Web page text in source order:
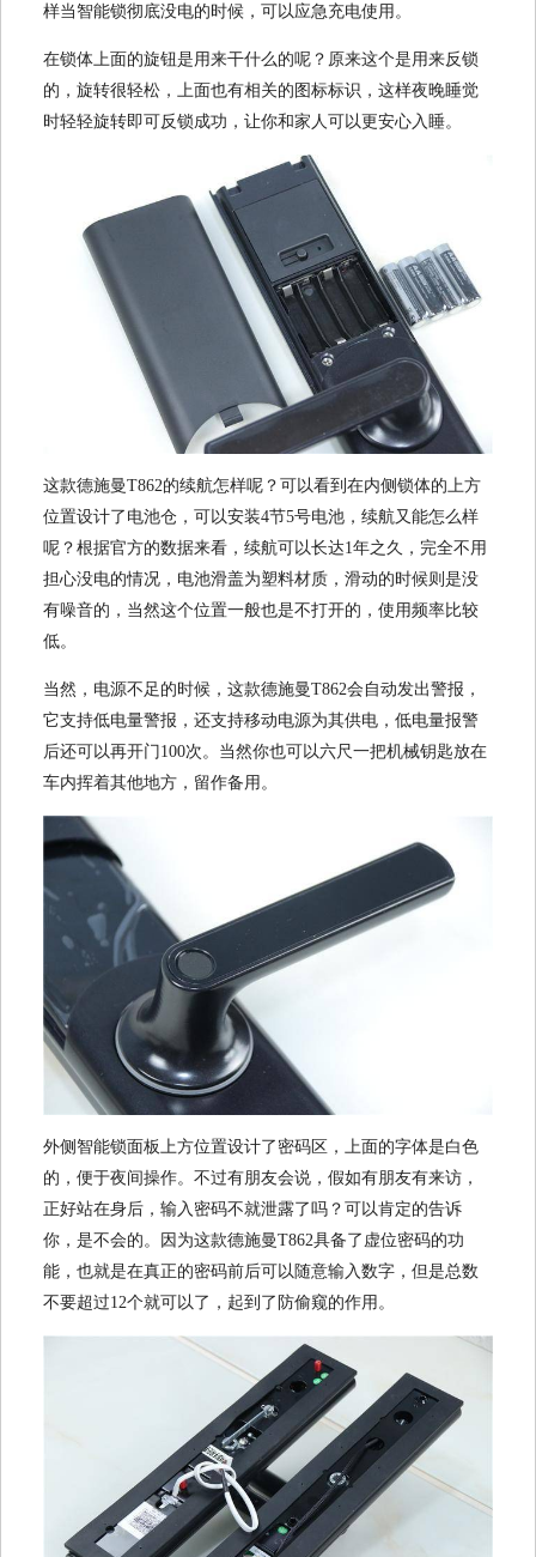
样当智能锁彻底没电的时候，可以应急充电使用。
在锁体上面的旋钮是用来干什么的呢？原来这个是用来反锁
的，旋转很轻松，上面也有相关的图标标识，这样夜晚睡觉
时轻轻旋转即可反锁成功，让你和家人可以更安心入睡。
这款德施曼T862的续航怎样呢？可以看到在内侧锁体的上方
位置设计了电池仓，可以安装4节5号电池，续航又能怎么样
呢？根据官方的数据来看，续航可以长达1年之久，完全不用
担心没电的情况，电池滑盖为塑料材质，滑动的时候则是没
有噪音的，当然这个位置一般也是不打开的，使用频率比较
低。
当然，电源不足的时候，这款德施曼T862会自动发出警报，
它支持低电量警报，还支持移动电源为其供电，低电量报警
后还可以再开门100次。当然你也可以六尺一把机械钥匙放在
车内挥着其他地方，留作备用。
外侧智能锁面板上方位置设计了密码区，上面的字体是白色
的，便于夜间操作。不过有朋友会说，假如有朋友有来访，
正好站在身后，输入密码不就泄露了吗？可以肯定的告诉
你，是不会的。因为这款德施曼T862具备了虚位密码的功
能，也就是在真正的密码前后可以随意输入数字，但是总数
不要超过12个就可以了，起到了防偷窥的作用。